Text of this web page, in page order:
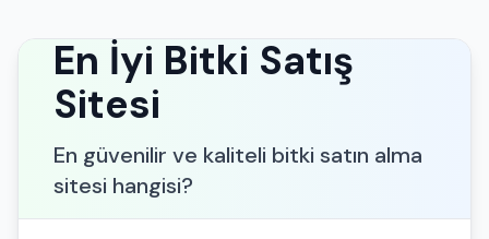
En İyi Bitki Satış
Sitesi
En güvenilir ve kaliteli bitki satın alma
sitesi hangisi?